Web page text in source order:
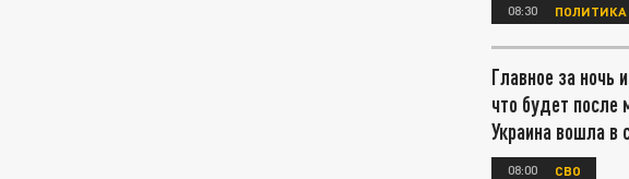
08:30 ПОЛИТИКА
Главное за ночь
что будет после
Украина вошла в
08:00 СВО